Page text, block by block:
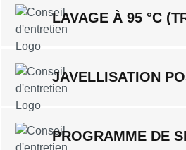
LAVAGE À 95 °C
JAVELLISATION
PROGRAMME DE